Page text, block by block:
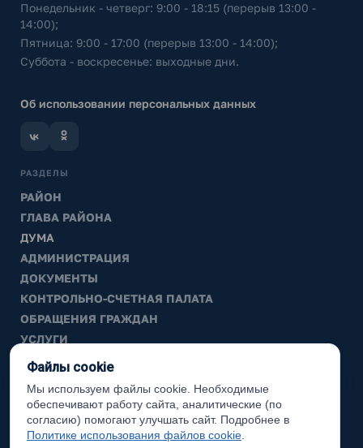
Понедельник - четверг: 9:00 - 18:15 (перерыв 13:00 -
14:00);
Пятница: 9:00 - 17:00 (перерыв 13:00 - 14:00);
Суббота - воскресенье: выходные дни.
Об использовании персональных данных
РАЗДЕЛЫ
РАЙОН
ГЛАВА РАЙОНА
ДУМА
АДМИНИСТРАЦИЯ
ДОКУМЕНТЫ
КОНТРОЛЬНО-СЧЕТНАЯ ПАЛАТА
ОБРАЩЕНИЯ ГРАЖДАН
УСЛУГИ
ТИК
ИНФОРМАЦИЯ
Законодательная карта
Карта сайта
Файлы cookie
Мы используем файлы cookie. Необходимые
обеспечивают работу сайта, аналитические (по
согласию) помогают улучшать сайт. Подробнее в
Политике использования файлов cookie